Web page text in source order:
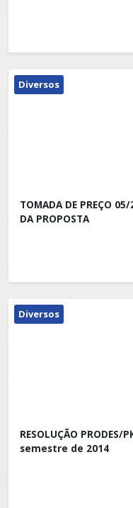
Diversos
TOMADA DE PREÇO
DA PROPOSTA
Diversos
RESOLUÇÃO
semestre de 2014